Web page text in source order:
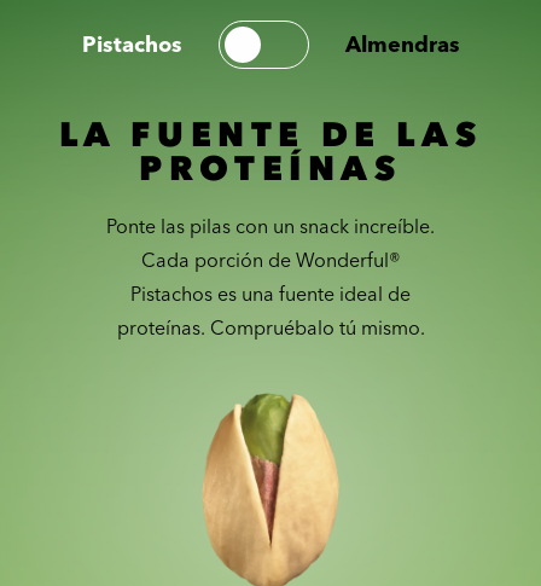
Pistachos Almendras
LA FUENTE DE LAS
PROTEÍNAS
Ponte las pilas con un snack increíble.
Cada porción de Wonderful®
Pistachos es una fuente ideal de
proteínas. Compruébalo tú mismo.